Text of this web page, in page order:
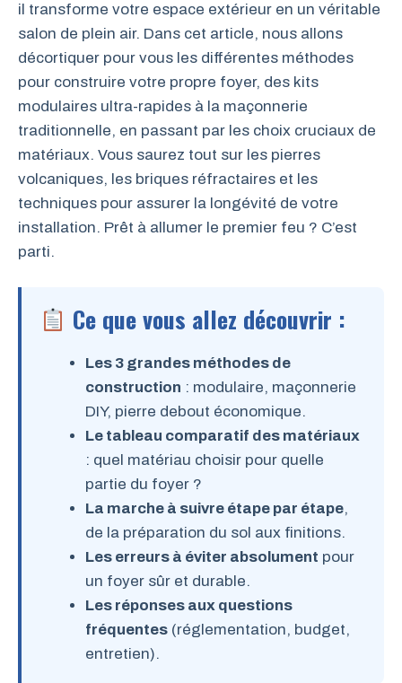
il transforme votre espace extérieur en un véritable
salon de plein air. Dans cet article, nous allons
décortiquer pour vous les différentes méthodes
pour construire votre propre foyer, des kits
modulaires ultra-rapides à la maçonnerie
traditionnelle, en passant par les choix cruciaux de
matériaux. Vous saurez tout sur les pierres
volcaniques, les briques réfractaires et les
techniques pour assurer la longévité de votre
installation. Prêt à allumer le premier feu ? C’est
parti.
Ce que vous allez découvrir :
Les 3 grandes méthodes de
construction : modulaire, maçonnerie
DIY, pierre debout économique.
Le tableau comparatif des matériaux
: quel matériau choisir pour quelle
partie du foyer ?
La marche à suivre étape par étape,
de la préparation du sol aux finitions.
Les erreurs à éviter absolument pour
un foyer sûr et durable.
Les réponses aux questions
fréquentes (réglementation, budget,
entretien).